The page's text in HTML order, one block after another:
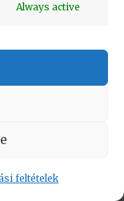
Always active
feltételek
Felhasználási
tetejére